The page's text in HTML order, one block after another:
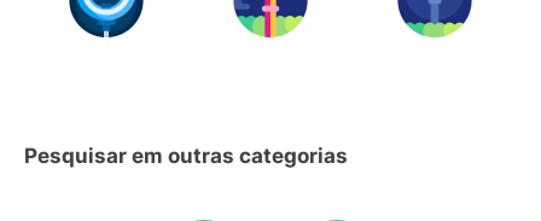
Pesquisar em outras categorias